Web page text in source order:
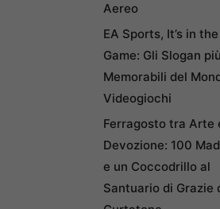
Aereo
EA Sports, It’s in the
Game: Gli Slogan più
Memorabili del
Videogiochi
Ferragosto tra Arte
Devozione: 100
e un Coccodrillo al
Santuario di Grazie